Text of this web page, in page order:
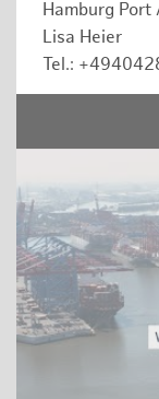
Hamburg
Lisa Heier
Tel.: